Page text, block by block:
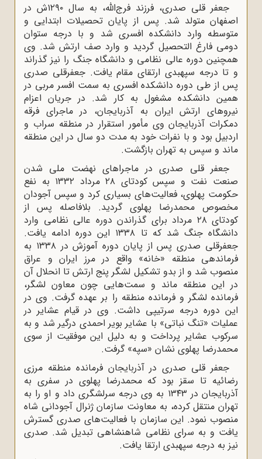
جعفر قلی صدری، فرزند فرج‌الله، به سال ۱۲۹۰ش در
اصفهان متولد شد. پس از پایان تحصیلات ابتدایی و
متوسطه وارد دانشکده افسری شد و با درجه ستوان
دومی فارغ التحصیل گردید و وارد صف ارتش شد. وی
همچنین دوره عالی نظامی و دانشگاه جنگ را نیز گذراند
و تا درجه سپهبدی ارتقای مقام یافت. جعفرقلی صدری
پس از طی دوره دانشکده افسری به سمت افسر مربی در
همین دانشکده مشغول به کار شد. در جریان اعزام
نیروهای ارتش ایران به آذربایجان، در ماجرای فرقه
دمکرات آذربایجان وی مأمور استقرار در منطقه سراب و
اردبیل بود و با نفرات خود به مدت دو سال در این منطقه
ماند و سپس به تهران بازگشت.
جعفر قلی صدری در ماجراهای نهضت ملی شدن
صنعت نفت و سپس کودتای ۲۸ مرداد ۱۳۳۲ به نفع
حکومت پهلوی، فعالیت‌های بسیاری کرد و سپس آجودان
مخصوص محمدرضا پهلوی گردید. بلافاصله پس از
کودتای ۲۸ مرداد برای گذراندن دوره عالی نظامی وارد
دانشگاه جنگ شد که تا ۱۳۳۸ این دوره ادامه یافت.
جعفرقلی صدری پس از پایان دوره آموزش در ۱۳۳۸ به
فرماندهی منطقه «خانه» واقع در مرز ایران و عراق
منصوب شد و از بدو تشکیل لشگر پنج ارتش تا انحلال آن
در این منطقه ماند و سمت‌هایی چون معاون لشگر،
فرمانده لشگر و فرمانده منطقه را بر عهده گرفت. وی در
این دوره درجه سرتیپی داشت. وی در قیام عشایر در
عملیات «تنگ نباتی» با عشایر بویر احمدی درگیر شد و به
سرکوب عشایر پرداخت و به دلیل این موفقیت از سوی
محمدرضا پهلوی نشان «سپه» گرفت.
جعفر قلی صدری در آذربایجان فرمانده منطقه مرزی
رضائیه تا سقز بود که محمدرضا پهلوی در سفری به
آذربایجان در ۱۳۴۳ به وی درجه سرلشگری داد و او را به
تهران منتقل کرده، به معاونت سازمان ژنرال آجودانی شاه
منصوب نمود. این سازمان با فعالیت‌های صدری گسترش
یافت و به سرای نظامی شاهنشاهی تبدیل شد. صدری
نیز به درجه سپهبدی ارتقا یافت.